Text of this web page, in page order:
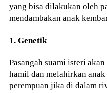
yang bisa dilakukan oleh
mendambakan anak
1. Genetik
Pasangah suami isteri
hamil dan melahirkan
perempuan jika di dalam